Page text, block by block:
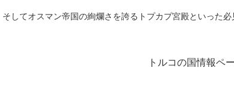
してオスマン帝国の絢爛さを誇るトプカプ宮殿といった
トルコの国情報ペ